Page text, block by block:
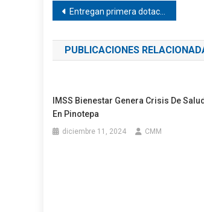
Navegación
de
entradas
Entregan primera dotación alimentaria en Pinotepa
PUBLICACIONES
IMSS Bienestar Genera Crisis De Salud
En Pinotepa
diciembre 11, 2024 CMM